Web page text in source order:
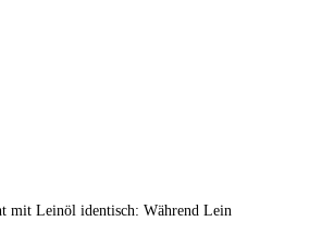
mit Leinöl identisch: Während Lein